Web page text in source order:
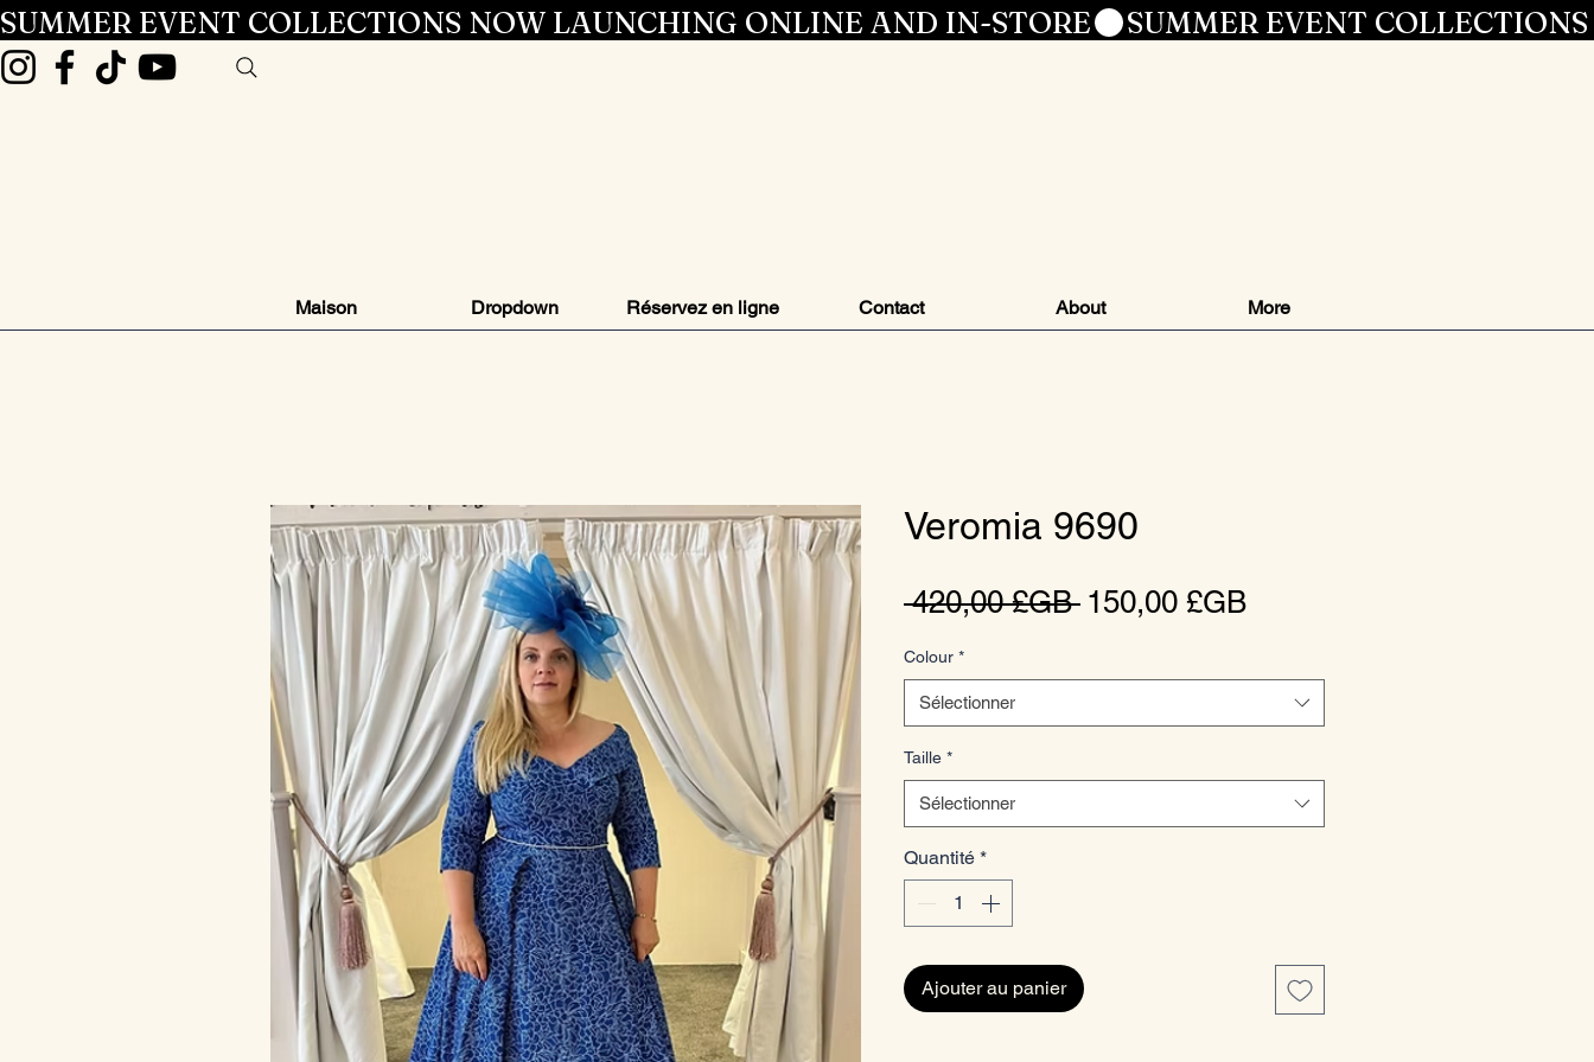
SUMMER EVENT COLLECTIONS NOW LAUNCHING ONLINE AND IN-STORE
Maison Dropdown Réservez en ligne Contact About More
Veromia 9690
420,00 £GB Prix
150,00 £GBPrix
Colour *
Sélectionner
Taille *
Sélectionner
Quantité *
Ajouter au panier